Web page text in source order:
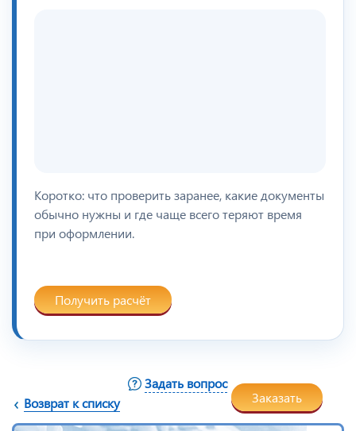
Коротко: что проверить заранее, какие документы
обычно нужны и где чаще всего теряют время
при оформлении.
Получить расчёт
Возврат к списку
Задать вопрос
Заказать